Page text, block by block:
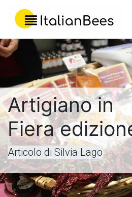
Artigiano in
Fiera
Articolo di Silvia Lago